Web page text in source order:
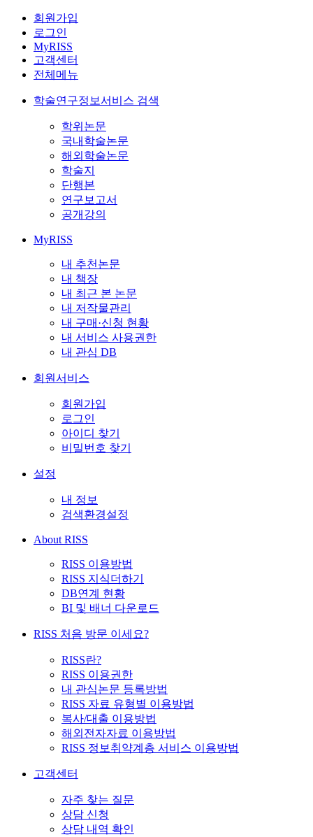
회원가입
로그인
MyRISS
고객센터
전체메뉴
학술연구정보서비스 검색
학위논문
국내학술논문
해외학술논문
학술지
단행본
연구보고서
공개강의
MyRISS
내 추천논문
내 책장
내 최근 본 논문
내 저작물관리
내 구매·신청 현황
내 서비스 사용권한
내 관심 DB
회원서비스
회원가입
로그인
아이디 찾기
비밀번호 찾기
설정
내 정보
검색환경설정
About RISS
RISS 이용방법
RISS 지식더하기
DB연계 현황
BI 및 배너 다운로드
RISS 처음 방문 이세요?
RISS란?
RISS 이용권한
내 관심논문 등록방법
RISS 자료 유형별 이용방법
복사/대출 이용방법
해외전자자료 이용방법
RISS 정보취약계층 서비스 이용방법
고객센터
자주 찾는 질문
상담 신청
상담 내역 확인